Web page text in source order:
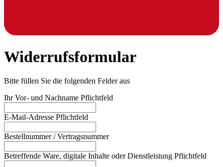
Widerrufsformular
Bitte füllen Sie die folgenden Felder aus
Ihr Vor- und Nachname Pflichtfeld
E-Mail-Adresse Pflichtfeld
Bestellnummer / Vertragsnummer
Betreffende Ware, digitale Inhalte oder Dienstleistung Pflichtfeld